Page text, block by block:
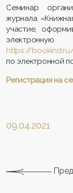
Семинар
журнала
участие,
https://
по электронной
Регистрация на
09.04.2021